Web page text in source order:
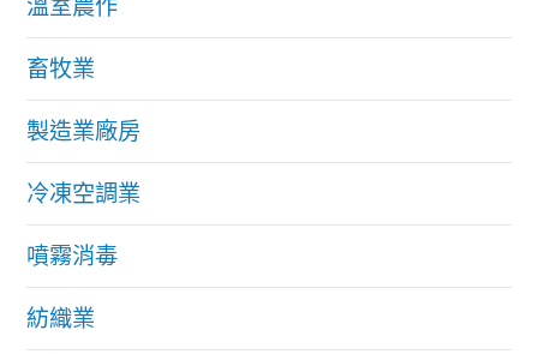
溫室農作
畜牧業
製造業廠房
冷凍空調業
噴霧消毒
紡織業